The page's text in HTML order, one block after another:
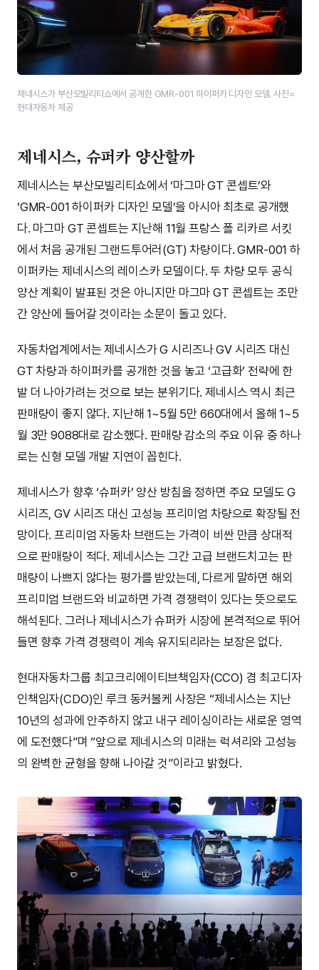
제네시스가 부산모빌리티쇼에서 공개한 GMR-001 하이퍼카 디자인 모델. 사진=
현대자동차 제공
제네시스, 슈퍼카 양산할까
제네시스는 부산모빌리티쇼에서 ‘마그마 GT 콘셉트’와
‘GMR-001 하이퍼카 디자인 모델’을 아시아 최초로 공개했
다. 마그마 GT 콘셉트는 지난해 11월 프랑스 폴 리카르 서킷
에서 처음 공개된 그랜드투어러(GT) 차량이다. GMR-001 하
이퍼카는 제네시스의 레이스카 모델이다. 두 차량 모두 공식
양산 계획이 발표된 것은 아니지만 마그마 GT 콘셉트는 조만
간 양산에 들어갈 것이라는 소문이 돌고 있다.
자동차업계에서는 제네시스가 G 시리즈나 GV 시리즈 대신
GT 차량과 하이퍼카를 공개한 것을 놓고 ‘고급화’ 전략에 한
발 더 나아가려는 것으로 보는 분위기다. 제네시스 역시 최근
판매량이 좋지 않다. 지난해 1~5월 5만 660대에서 올해 1~5
월 3만 9088대로 감소했다. 판매량 감소의 주요 이유 중 하나
로는 신형 모델 개발 지연이 꼽힌다.
제네시스가 향후 ‘슈퍼카’ 양산 방침을 정하면 주요 모델도 G
시리즈, GV 시리즈 대신 고성능 프리미엄 차량으로 확장될 전
망이다. 프리미엄 자동차 브랜드는 가격이 비싼 만큼 상대적
으로 판매량이 적다. 제네시스는 그간 고급 브랜드치고는 판
매량이 나쁘지 않다는 평가를 받았는데, 다르게 말하면 해외
프리미엄 브랜드와 비교하면 가격 경쟁력이 있다는 뜻으로도
해석된다. 그러나 제네시스가 슈퍼카 시장에 본격적으로 뛰어
들면 향후 가격 경쟁력이 계속 유지되리라는 보장은 없다.
현대자동차그룹 최고크리에이티브책임자(CCO) 겸 최고디자
인책임자(CDO)인 루크 동커볼케 사장은 “제네시스는 지난
10년의 성과에 안주하지 않고 내구 레이싱이라는 새로운 영역
에 도전했다”며 “앞으로 제네시스의 미래는 럭셔리와 고성능
의 완벽한 균형을 향해 나아갈 것”이라고 밝혔다.